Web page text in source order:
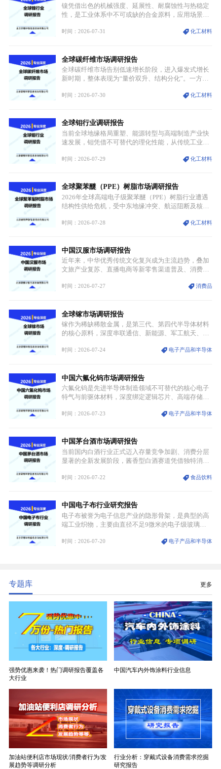
具备强劲的发展活力。
镍凭借出色的机械强度、延展性、耐腐蚀性与热稳定
性，是工业体系中不可或缺的合金原料，应用场景横
用价值难以被替代。依托理化优势，镍被全球主要经
型为新能源核心战略矿产，全球产业形成“印尼掌控
资源与产能、中国主导消费与技术、工艺向低碳湿法
迭代、再生镍加速补位”的全新格局。
时间：2026-07-31 化工材料
全球碳纤维市场调研报告
全球碳纤维市场告别低速增长阶段，进入爆发式增长
新时期，整体表现为“量价双升、结构分化”。一方面
持续扩张；另一方面产品、需求、应用场景呈现明显
体规模扩张，高附加值领域与规模化工业应用形成两
大独立增长体系。
时间：2026-07-30 化工材料
全球钼行业调研报告
当前全球地缘格局重塑、能源转型与高端制造产业快
速发展，钼凭借不可替代的理化性能，从传统工业金
需格局重构、价值体系重估的新阶段。钼是典型难熔
贯穿传统工业、高端制造、军工、新能源等多个核心
产业，成为现代工业体系中不可或缺的基础材料。
时间：2026-07-29 化工材料
全球聚苯醚（PPE）树脂市场调研报告
2026年全球高端电子级聚苯醚（PPE）树脂行业遭遇
结构性供给危机，受中东地缘冲突、航运阻断及核心
停产，行业长期维持寡头垄断的供应链格局彻底瓦
价无市”的供给真空，并沿高频覆铜板、PCB电路板向
AI服务器、5G基站等高端电子终端持续传导，全产业
链生产、成本、交付均承受巨大压力。
时间：2026-07-28 化工材料
中国汉服市场调研报告
近年来，中华优秀传统文化复兴成为主流趋势，叠加
文旅产业复苏、直播电商等新零售渠道普及、消费群
服不再局限于传统节日、古风活动等小众场景，逐步
重要载体。同时，行业标准落地、生产技术升级、原
创设计能力提升，进一步夯实产业发展根基，吸引传
统服饰品牌、文旅企业等跨界入局，市场活力持续释
时间：2026-07-27 消费品
全球镓市场调研报告
镓作为稀缺稀散金属，是第三代、第四代半导体材料
的核心原料，深度串联通信、新能源、军工航天、光
与大国科技博弈的关键战略资源。镓并非传统大宗金
领域渗透”的战略体系，成为全球科技产业运转的刚
需资源。
时间：2026-07-24 电子产品和半导体
中国六氟化钨市场调研报告
六氟化钨是先进半导体制造领域不可替代的核心电子
特气与前驱体材料，深度绑定逻辑芯片、高端存储芯
沉积（CVD）、原子层沉积（ALD）工艺专用前驱体
密制造流程。
时间：2026-07-23 电子产品和半导体
中国茅台酒市场调研报告
当前国内白酒行业正式迈入存量竞争加剧、消费分层
显著的全新发展阶段，酱香型白酒赛道凭借独特消费
道。贵州茅台凭借独一无二的核心产区壁垒、刚性产
业。
时间：2026-07-22 食品饮料
中国电子布行业研究报告
电子布被誉为电子信息产业的隐形骨架，是典型的高
端工业织物，主要由直径不足9微米的电子级玻璃纤
生产制造过程中不可或缺的核心基材。电子布具备高
时间：2026-07-20 电子产品和半导体
专题库 更多
强势优惠来袭！热门调研报告覆盖各
大行业
中国汽车内外饰涂料行业信息
加油站便利店市场现状/消费者行为/发
展趋势等调研分析
行业分析：穿戴式设备消费需求挖掘
研究报告